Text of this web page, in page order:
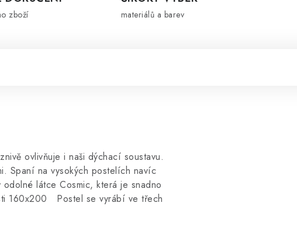
zboží materiálů a barev
ovlivňuje i naši dýchací soustavu.
Spaní na vysokých postelích navíc
látce Cosmic, která je snadno
160x200 Postel se vyrábí ve třech